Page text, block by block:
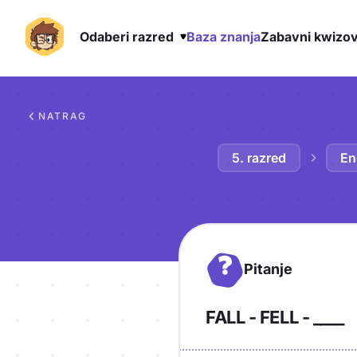
Odaberi razred Baza znanjaZabavni
NATRAG
5. razred
? Pitanje
FALL - FELL - ____